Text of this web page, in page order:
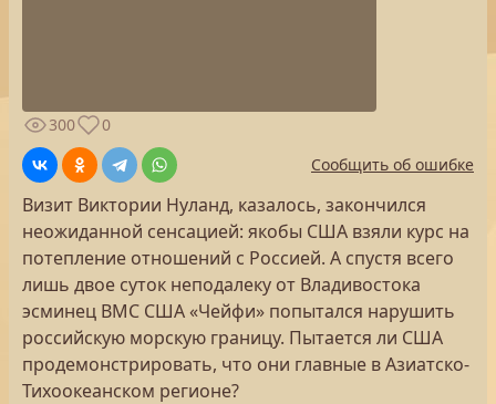
300
0
Сообщить об ошибке
Визит Виктории Нуланд, казалось, закончился
неожиданной сенсацией: якобы США взяли курс на
потепление отношений с Россией. А спустя всего
лишь двое суток неподалеку от Владивостока
эсминец ВМС США «Чейфи» попытался нарушить
российскую морскую границу. Пытается ли США
продемонстрировать, что они главные в Азиатско-
Тихоокеанском регионе?